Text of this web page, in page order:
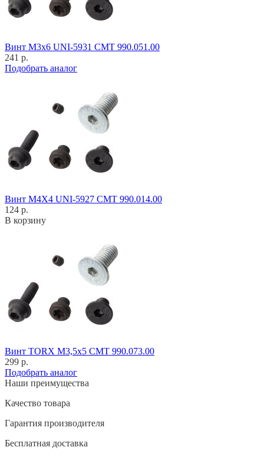
Винт M3x6 UNI-5931 CMT 990.051.00
241 р.
Подобрать аналог
Винт M4X4 UNI-5927 CMT 990.014.00
124 р.
В корзину
Винт TORX M3,5x5 CMT 990.073.00
299 р.
Подобрать аналог
Наши преимущества
Качество товара
Гарантия производителя
Бесплатная доставка